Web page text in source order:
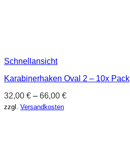
Schnellansicht
Karabinerhaken Oval 2 – 10x Pack
32,00 € – 66,00 €
zzgl. Versandkosten